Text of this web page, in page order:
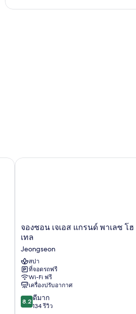
รีโฟม, ผ้าม่านกันแสง, ห้องเก็บเสียง
จอง
ซอน
เอส
แก
รนด์
พา
เลซ
โฮ
เทล
จองซอน เจเอส แกรนด์ พาเลซ โฮ
เทล
Jeongseon
สปา
ที่จอดรถฟรี
Wi-Fi ฟรี
เครื่องปรับอากาศ
8.2
จาก
8.2 ดีมาก
134 รีวิว
จองซอน เจเอส แกรนด์ พาเลซ โฮเทล